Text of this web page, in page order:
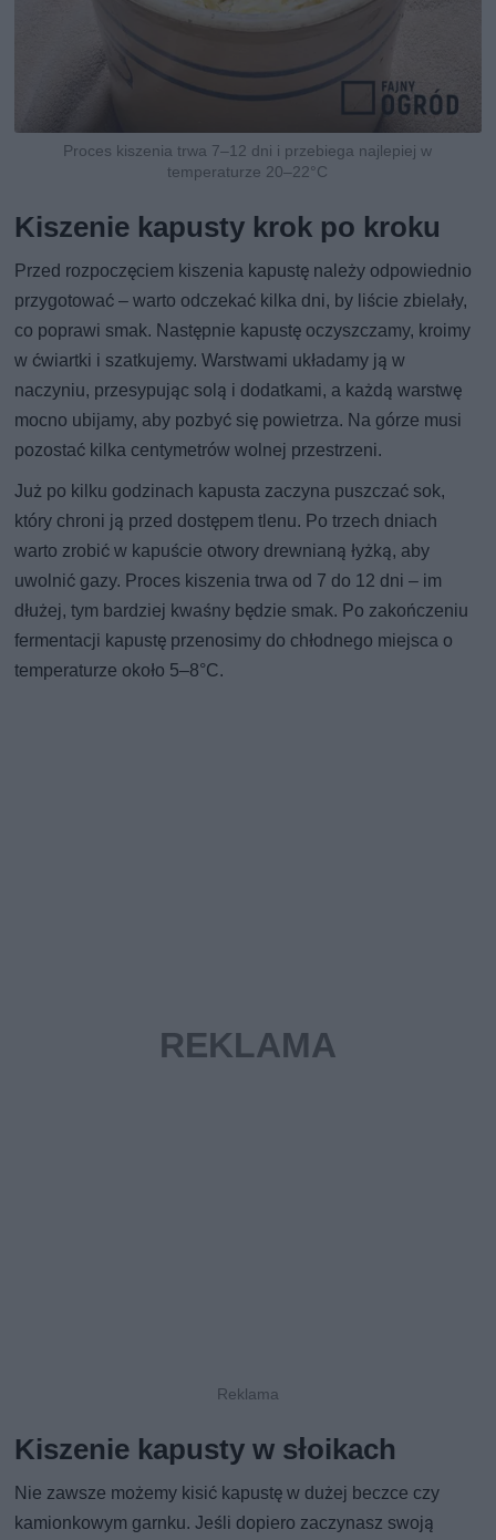
Proces kiszenia trwa 7–12 dni i przebiega najlepiej w
temperaturze 20–22°C
Kiszenie kapusty krok po kroku
Przed rozpoczęciem kiszenia kapustę należy odpowiednio
przygotować – warto odczekać kilka dni, by liście zbielały,
co poprawi smak. Następnie kapustę oczyszczamy, kroimy
w ćwiartki i szatkujemy. Warstwami układamy ją w
naczyniu, przesypując solą i dodatkami, a każdą warstwę
mocno ubijamy, aby pozbyć się powietrza. Na górze musi
pozostać kilka centymetrów wolnej przestrzeni.
Już po kilku godzinach kapusta zaczyna puszczać sok,
który chroni ją przed dostępem tlenu. Po trzech dniach
warto zrobić w kapuście otwory drewnianą łyżką, aby
uwolnić gazy. Proces kiszenia trwa od 7 do 12 dni – im
dłużej, tym bardziej kwaśny będzie smak. Po zakończeniu
fermentacji kapustę przenosimy do chłodnego miejsca o
temperaturze około 5–8°C.
Kiszenie kapusty w słoikach
Nie zawsze możemy kisić kapustę w dużej beczce czy
kamionkowym garnku. Jeśli dopiero zaczynasz swoją